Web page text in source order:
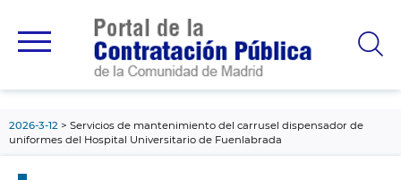
principal
2026-3-12
Servicios de mantenimiento del carrusel dispensador de
uniformes del Hospital Universitario de Fuenlabrada